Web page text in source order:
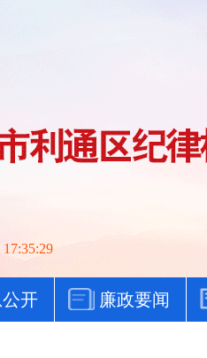
开 廉政要闻